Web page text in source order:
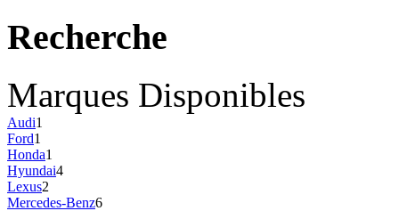
Recherche
Marques Disponibles
Audi1
Ford1
Honda1
Hyundai4
Lexus2
Mercedes-Benz6